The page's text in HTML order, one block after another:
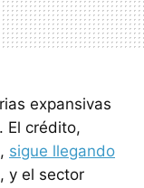
expansivas
El crédito,
sigue llegando
, y el sector